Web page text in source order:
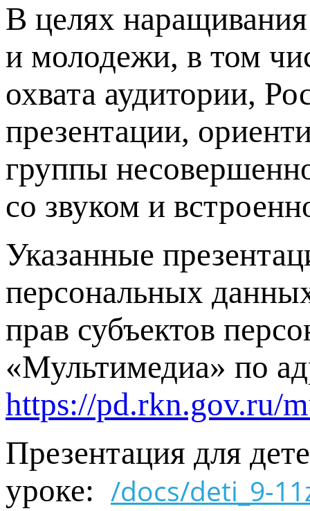
В целях
и молодежи, в том
охвата аудитории,
презентации,
группы
со звуком и
Указанные
персональных
прав субъектов
«Мультимедиа» по
https://pd.rkn.gov.ru/
Презентация для
уроке: /docs/deti_9-